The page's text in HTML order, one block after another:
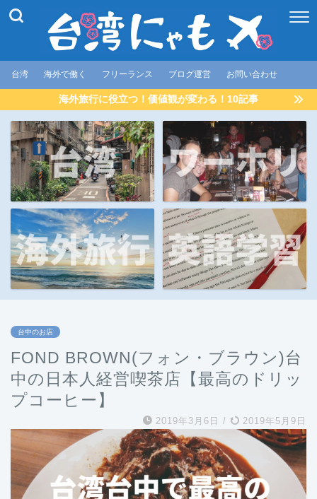
台湾 海外で働く フリーランス ブログ運営 お問い合わせ
海外旅行に役立つ！価値観が変わる！10記事
台中のお店
FOND BROWN(フォン・ブラウン)台
中の日本人経営喫茶店【最高のドリッ
プコーヒー】
2019年3月6日 / 2019年5月9日